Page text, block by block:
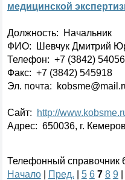
медицинской
Должность: Начальник
ФИО: Шевчук Дмитрий
Телефон: +7 (3842)
Факс: +7 (3842) 545918
Эл. почта:
Сайт: http://
Адрес: 650036, г.
Телефонный справочник
Начало| Пред. | 5 6 7 8 9 |